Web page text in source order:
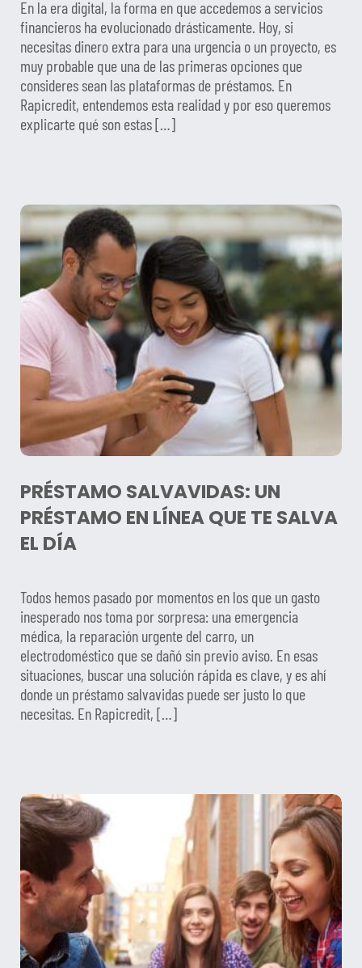
En la era digital, la forma en que accedemos a servicios
financieros ha evolucionado drásticamente. Hoy, si
necesitas dinero extra para una urgencia o un proyecto, es
muy probable que una de las primeras opciones que
consideres sean las plataformas de préstamos. En
Rapicredit, entendemos esta realidad y por eso queremos
explicarte qué son estas […]
PRÉSTAMO SALVAVIDAS: UN
PRÉSTAMO EN LÍNEA QUE TE SALVA
EL DÍA
Todos hemos pasado por momentos en los que un gasto
inesperado nos toma por sorpresa: una emergencia
médica, la reparación urgente del carro, un
electrodoméstico que se dañó sin previo aviso. En esas
situaciones, buscar una solución rápida es clave, y es ahí
donde un préstamo salvavidas puede ser justo lo que
necesitas. En Rapicredit, […]